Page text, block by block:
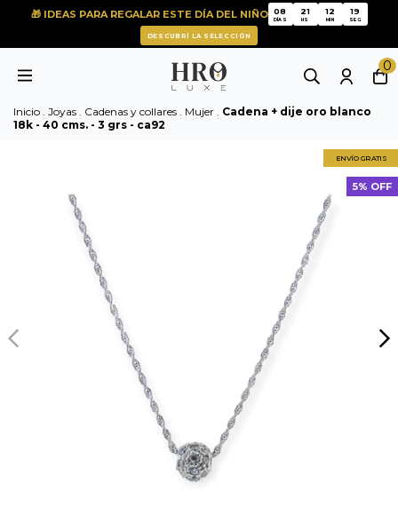
🎁 IDEAS PARA REGALAR ESTE DÍA DEL NIÑO
08
08
DÍAS
21
21
HS
12
12
MIN
19
19
SEG
DESCUBRÍ LA SELECCIÓN
0
Inicio Joyas Cadenas y collares Mujer
Cadena + dije oro blanco
18k - 40 cms. - 3 grs - ca92
ENVÍO GRATIS
5% OFF